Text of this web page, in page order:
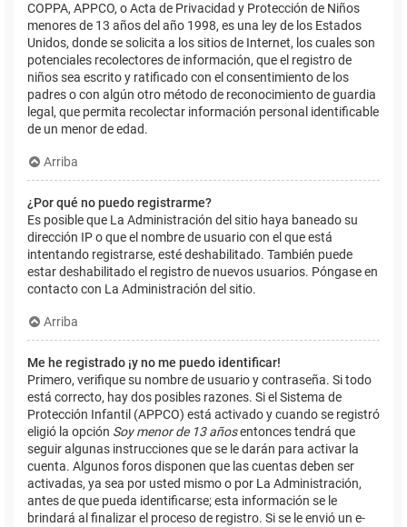
COPPA, APPCO, o Acta de Privacidad y Protección de Niños
menores de 13 años del año 1998, es una ley de los Estados
Unidos, donde se solicita a los sitios de Internet, los cuales son
potenciales recolectores de información, que el registro de
niños sea escrito y ratificado con el consentimiento de los
padres o con algún otro método de reconocimiento de guardia
legal, que permita recolectar información personal identificable
de un menor de edad.
Arriba
¿Por qué no puedo registrarme?
Es posible que La Administración del sitio haya baneado su
dirección IP o que el nombre de usuario con el que está
intentando registrarse, esté deshabilitado. También puede
estar deshabilitado el registro de nuevos usuarios. Póngase en
contacto con La Administración del sitio.
Arriba
Me he registrado ¡y no me puedo identificar!
Primero, verifique su nombre de usuario y contraseña. Si todo
está correcto, hay dos posibles razones. Si el Sistema de
Protección Infantil (APPCO) está activado y cuando se registró
eligió la opción Soy menor de 13 añosentonces tendrá que
seguir algunas instrucciones que se le darán para activar la
cuenta. Algunos foros disponen que las cuentas deben ser
activadas, ya sea por usted mismo o por La Administración,
antes de que pueda identificarse; esta información se le
brindará al finalizar el proceso de registro. Si se le envió un e-